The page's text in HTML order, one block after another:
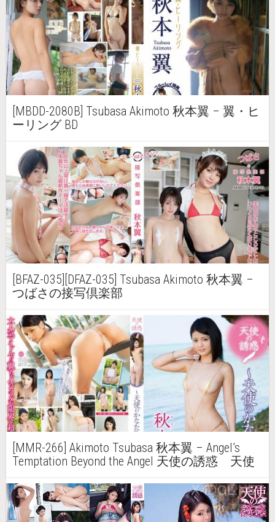
[MBDD-2080B] Tsubasa Akimoto 秋本翼 – 翼・ヒ
ーリング BD
[BFAZ-035][DFAZ-035] Tsubasa Akimoto 秋本翼 –
つばさの接写倶楽部
[MMR-266] Akimoto Tsubasa 秋本翼 – Angel’s
Temptation Beyond the Angel 天使の誘惑 天使